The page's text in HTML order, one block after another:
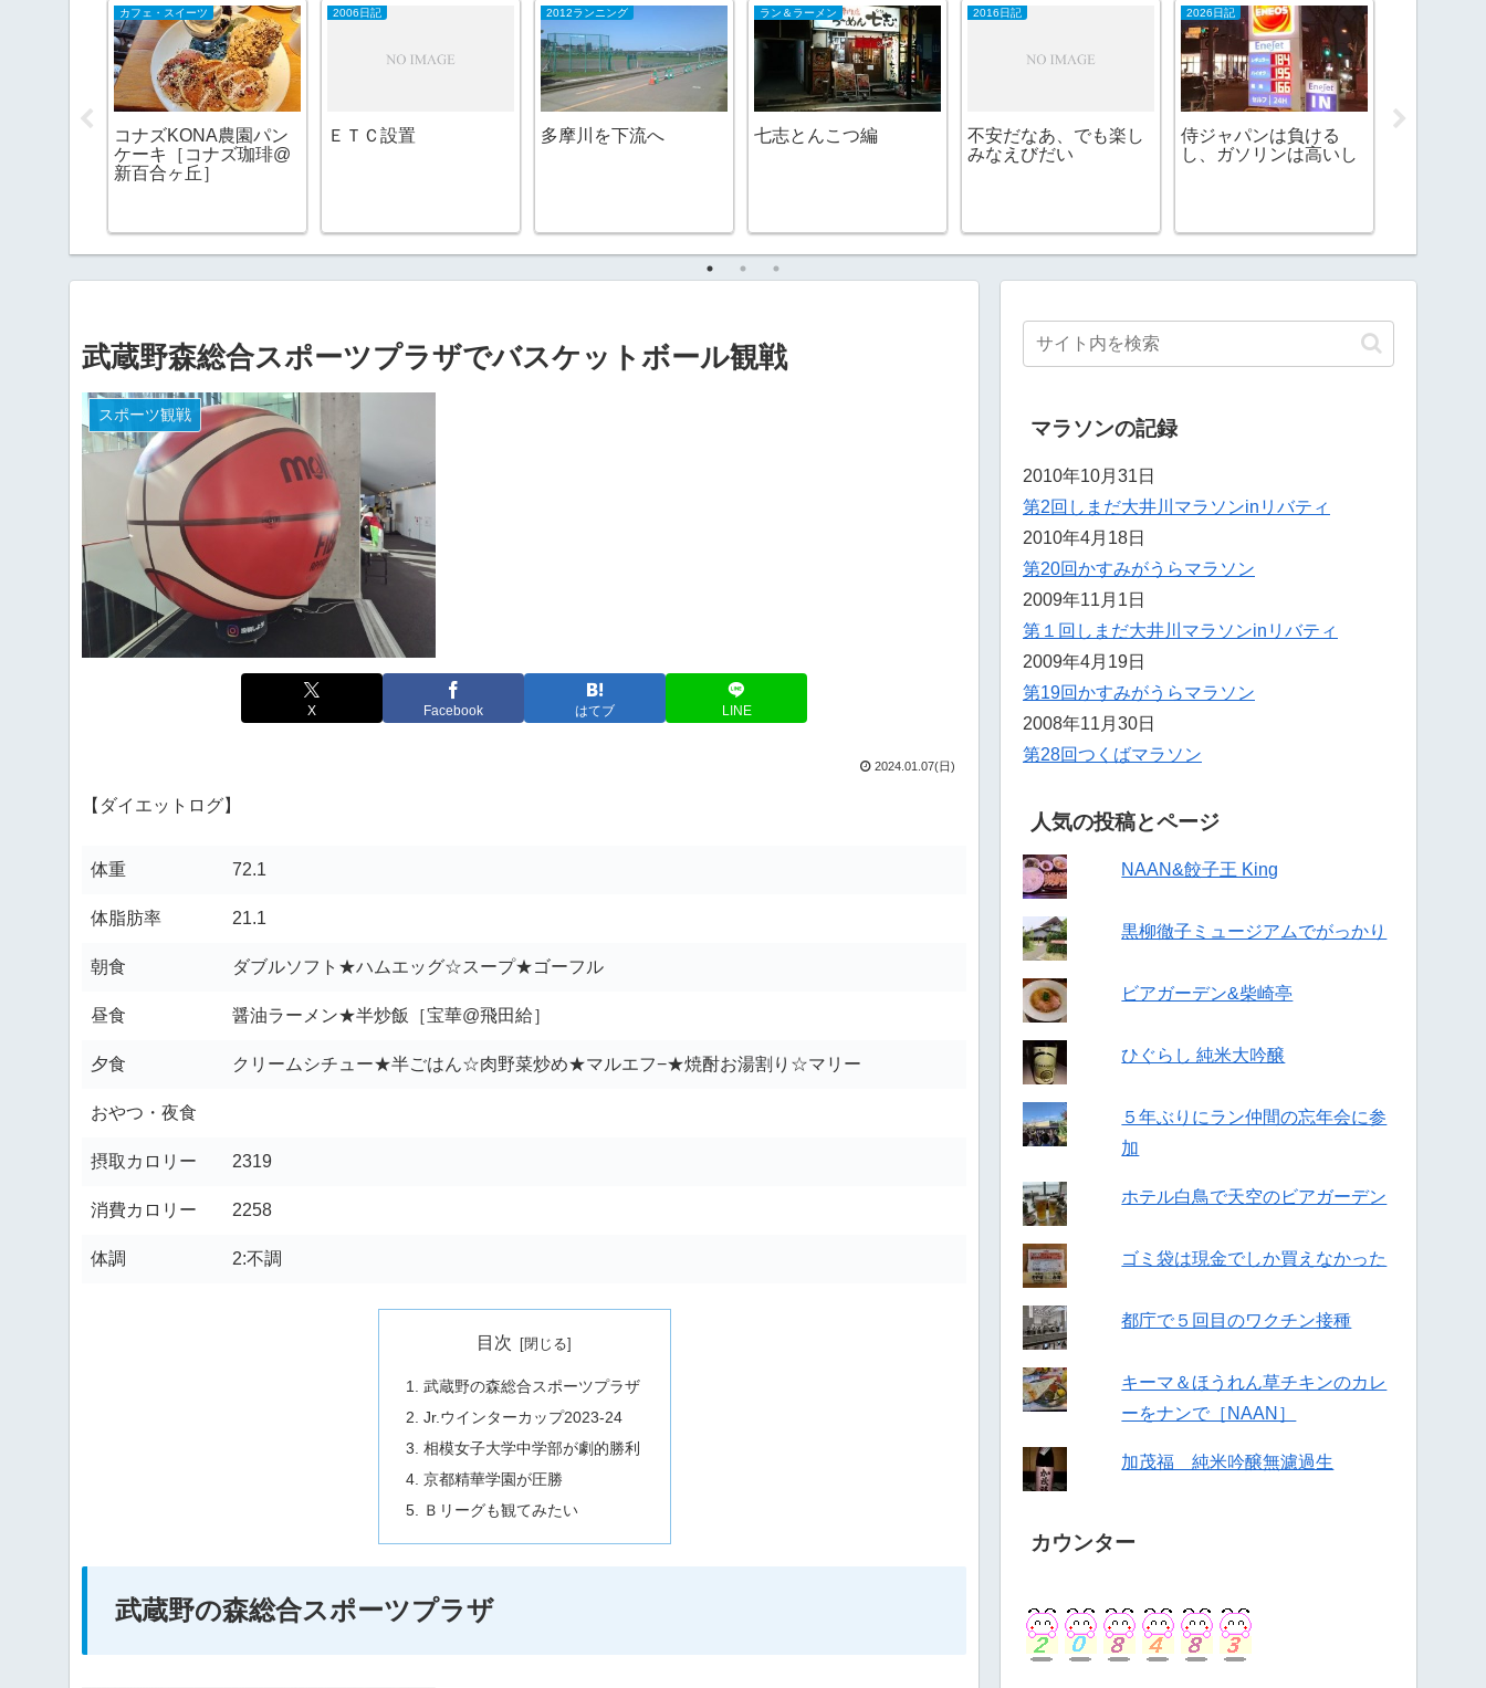
カフェ・スイーツ
コナズKONA農園パン
ケーキ［コナズ珈琲@
新百合ヶ丘］
2006日記
ＥＴＣ設置
2012ランニング
多摩川を下流へ
ラン＆ラーメン
七志とんこつ編
2016日記
不安だなあ、でも楽し
みなえびだい
2026日記
侍ジャパンは負ける
し、ガソリンは高いし
武蔵野森総合スポーツプラザでバスケットボール観戦
スポーツ観戦
X Facebook はてブ LINE
2024.01.07(日)
【ダイエットログ】
体重 72.1
体脂肪率 21.1
朝食 ダブルソフト★ハムエッグ☆スープ★ゴーフル
昼食 醤油ラーメン★半炒飯［宝華@飛田給］
夕食 クリームシチュー★半ごはん☆肉野菜炒め★マルエフ−★焼酎お湯割り☆マリー
おやつ・夜食
摂取カロリー 2319
消費カロリー 2258
体調 2:不調
目次
武蔵野の森総合スポーツプラザ
Jr.ウインターカップ2023-24
相模女子大学中学部が劇的勝利
京都精華学園が圧勝
Ｂリーグも観てみたい
武蔵野の森総合スポーツプラザ
マラソンの記録
2010年10月31日
第2回しまだ大井川マラソンinリバティ
2010年4月18日
第20回かすみがうらマラソン
2009年11月1日
第１回しまだ大井川マラソンinリバティ
2009年4月19日
第19回かすみがうらマラソン
2008年11月30日
第28回つくばマラソン
人気の投稿とページ
NAAN&餃子王 King
黒柳徹子ミュージアムでがっかり
ビアガーデン&柴崎亭
ひぐらし 純米大吟醸
５年ぶりにラン仲間の忘年会に参
加
ホテル白鳥で天空のビアガーデン
ゴミ袋は現金でしか買えなかった
都庁で５回目のワクチン接種
キーマ＆ほうれん草チキンのカレ
ーをナンで［NAAN］
加茂福 純米吟醸無濾過生
カウンター